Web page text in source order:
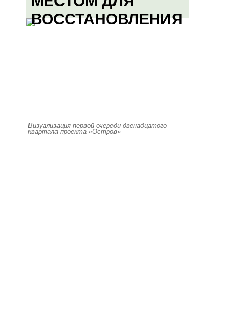
ВОССТАНОВЛЕНИЯ
Визуализация первой очереди двенадцатого
квартала проекта «Остров»